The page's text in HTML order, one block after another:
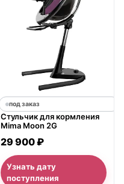
под заказ
Cтульчик для кормления
Mima Moon 2G
29 900 ₽
Узнать дату
поступления